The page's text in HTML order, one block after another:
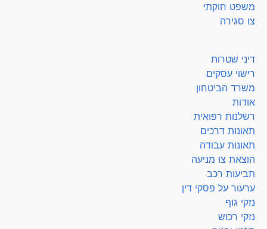
משפט חוקתי
צו סגירה
דיני שטרות
רישוי עסקים
משרד הביטחון
אודות
רשלנות רפואית
תאונות דרכים
תאונות עבודה
הוצאת צו מניעה
תביעות רכב
ערעור על פסקי דין
נזקי גוף
נזקי רכוש